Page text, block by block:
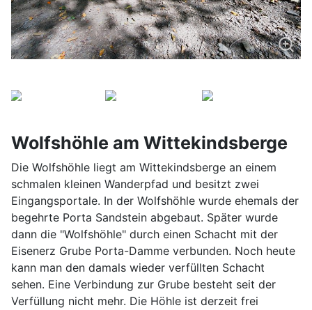
Wolfshöhle am Wittekindsberge
Die Wolfshöhle liegt am Wittekindsberge an einem
schmalen kleinen Wanderpfad und besitzt zwei
Eingangsportale. In der Wolfshöhle wurde ehemals der
begehrte Porta Sandstein abgebaut. Später wurde
dann die "Wolfshöhle" durch einen Schacht mit der
Eisenerz Grube Porta-Damme verbunden. Noch heute
kann man den damals wieder verfüllten Schacht
sehen. Eine Verbindung zur Grube besteht seit der
Verfüllung nicht mehr. Die Höhle ist derzeit frei